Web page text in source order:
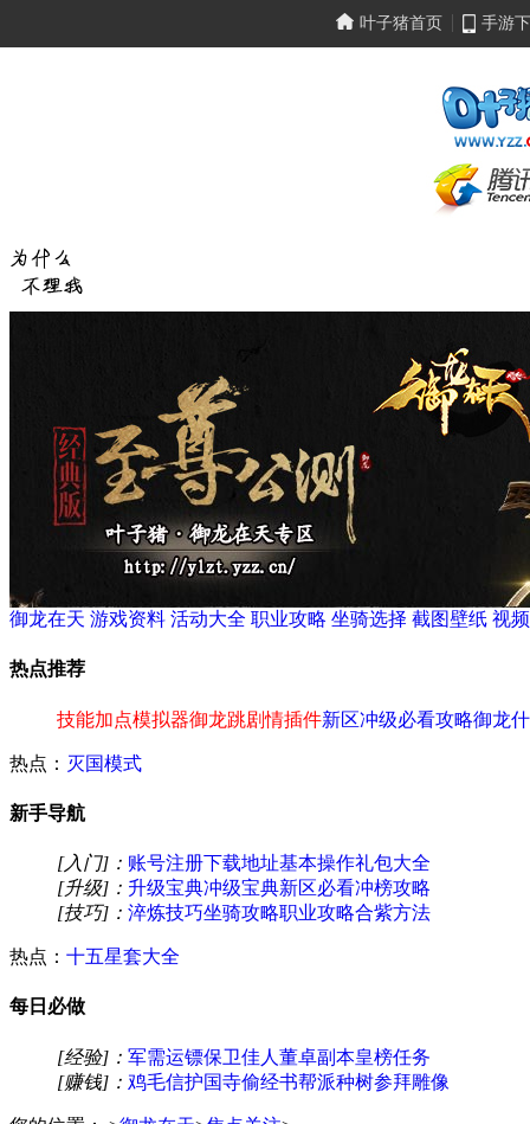
叶子猪首页 手游
御龙在天 游戏资料 活动大全 职业攻略 坐骑选择 截图壁纸 视
热点推荐
技能加点模拟器御龙跳剧情插件新区冲级必看攻略御龙
热点： 灭国模式
新手导航
[入门]： 账号注册下载地址基本操作礼包大全
[升级]： 升级宝典冲级宝典新区必看冲榜攻略
[技巧]： 淬炼技巧坐骑攻略职业攻略合紫方法
热点： 十五星套大全
每日必做
[经验]： 军需运镖保卫佳人 董卓副本皇榜任务
[赚钱]： 鸡毛信护国寺偷经书帮派种树参拜雕像